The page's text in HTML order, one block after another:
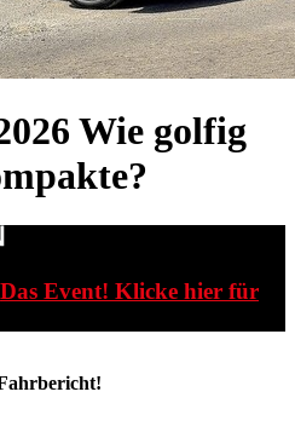
Wie golfig
Das Event! Klicke hier für